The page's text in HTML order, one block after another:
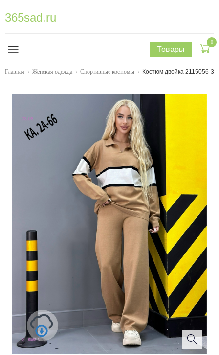
365sad.ru
Товары
0
Главная Женская одежда Спортивные костюмы Костюм двойка 2115056-3